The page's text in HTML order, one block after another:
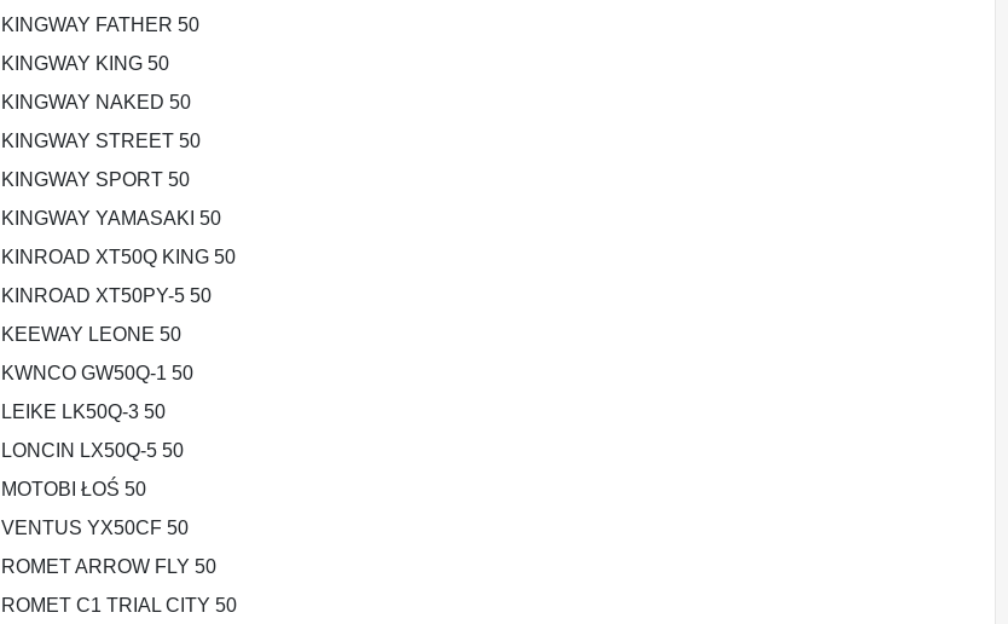
KINGWAY FATHER 50
KINGWAY KING 50
KINGWAY NAKED 50
KINGWAY STREET 50
KINGWAY SPORT 50
KINGWAY YAMASAKI 50
KINROAD XT50Q KING 50
KINROAD XT50PY-5 50
KEEWAY LEONE 50
KWNCO GW50Q-1 50
LEIKE LK50Q-3 50
LONCIN LX50Q-5 50
MOTOBI ŁOŚ 50
VENTUS YX50CF 50
ROMET ARROW FLY 50
ROMET C1 TRIAL CITY 50